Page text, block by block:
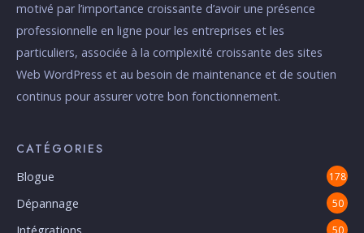
motivé par l’importance croissante d’avoir une présence
professionnelle en ligne pour les entreprises et les
particuliers, associée à la complexité croissante des sites
Web WordPress et au besoin de maintenance et de soutien
continus pour assurer votre bon fonctionnement.
CATÉGORIES
Blogue 178
Dépannage 50